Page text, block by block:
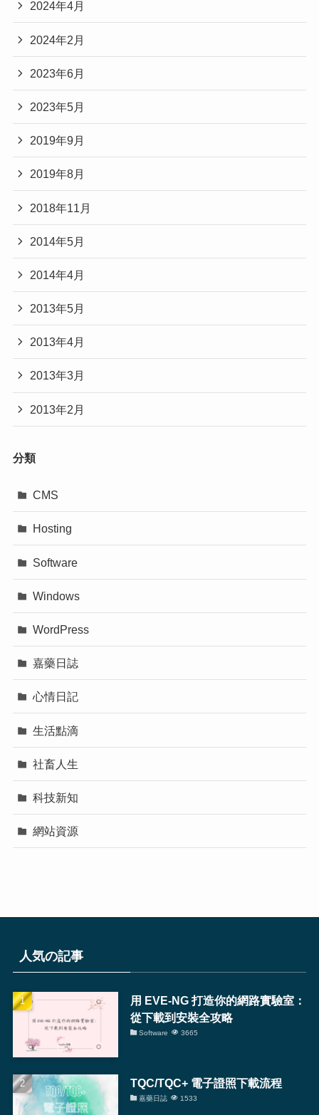
2024年4月
2024年2月
2023年6月
2023年5月
2019年9月
2019年8月
2018年11月
2014年5月
2014年4月
2013年5月
2013年4月
2013年3月
2013年2月
分類
CMS
Hosting
Software
Windows
WordPress
嘉藥日誌
心情日記
生活點滴
社畜人生
科技新知
網站資源
人気の記事
用 EVE-NG 打造你的網路實驗室：
從下載到安裝全攻略
Software 3665
TQC/TQC+ 電子證照下載流程
嘉藥日誌 1533